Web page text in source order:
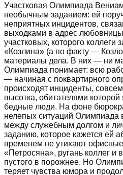
Участковая Олимпиада
необычным заданием: ей
неприятных инцидентов,
выходками в адрес
участковых, которого коллеги
«Козлина» (а по факту —
материалы дела. В них — ни
Олимпиада понимает: всю
— начиная с поквартирного
происходят инциденты,
высотка, обитателями
бедные люди. На фоне
нелепых ситуаций Олимпиада
между служебным долгом и
заданию, которое кажется ей
временем не утихают
«Петросяна», ругань коллег и
пустого в порожнее. Но
теряет чувства юмора и